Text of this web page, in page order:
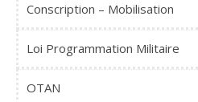
Conscription – Mobilisation
Loi Programmation Militaire
OTAN